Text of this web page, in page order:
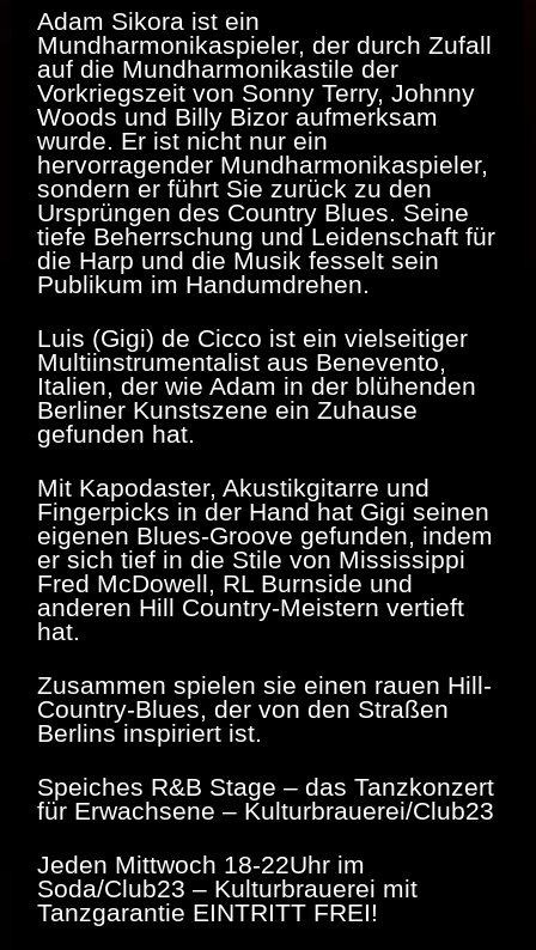
Adam Sikora ist ein
Mundharmonikaspieler, der durch Zufall
auf die Mundharmonikastile der
Vorkriegszeit von Sonny Terry, Johnny
Woods und Billy Bizor aufmerksam
wurde. Er ist nicht nur ein
hervorragender Mundharmonikaspieler,
sondern er führt Sie zurück zu den
Ursprüngen des Country Blues. Seine
tiefe Beherrschung und Leidenschaft für
die Harp und die Musik fesselt sein
Publikum im Handumdrehen.
Luis (Gigi) de Cicco ist ein vielseitiger
Multiinstrumentalist aus Benevento,
Italien, der wie Adam in der blühenden
Berliner Kunstszene ein Zuhause
gefunden hat.
Mit Kapodaster, Akustikgitarre und
Fingerpicks in der Hand hat Gigi seinen
eigenen Blues-Groove gefunden, indem
er sich tief in die Stile von Mississippi
Fred McDowell, RL Burnside und
anderen Hill Country-Meistern vertieft
hat.
Zusammen spielen sie einen rauen Hill-
Country-Blues, der von den Straßen
Berlins inspiriert ist.
Speiches R&B Stage – das Tanzkonzert
für Erwachsene – Kulturbrauerei/Club23
Jeden Mittwoch 18-22Uhr im
Soda/Club23 – Kulturbrauerei mit
Tanzgarantie EINTRITT FREI!